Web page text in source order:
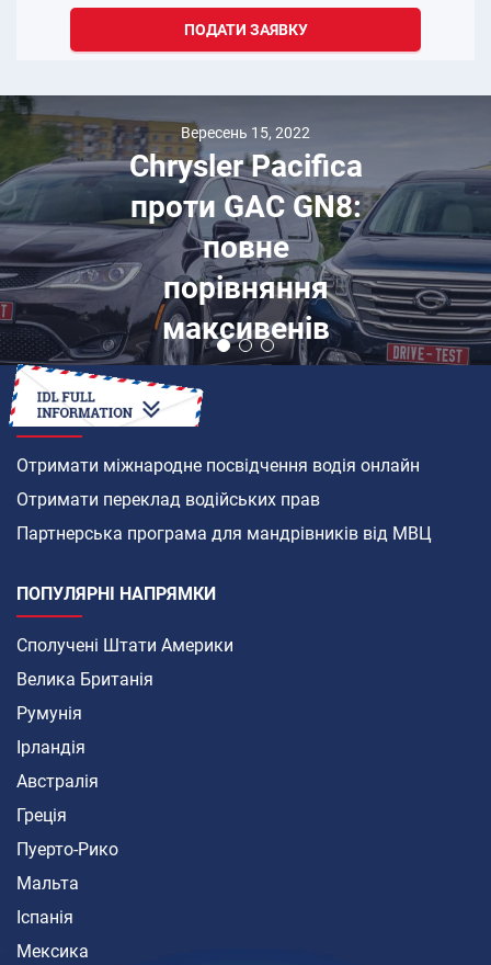
ПОДАТИ ЗАЯВКУ
Вересень 15, 2022
Chrysler Pacifica
проти GAC GN8:
повне
порівняння
максивенів
ЯК
Отримати міжнародне посвідчення водія онлайн
Отримати переклад водійських прав
Партнерська програма для мандрівників від МВЦ
ПОПУЛЯРНІ НАПРЯМКИ
Сполучені Штати Америки
Велика Британія
Румунія
Ірландія
Австралія
Греція
Пуерто-Рико
Мальта
Іспанія
Мексика